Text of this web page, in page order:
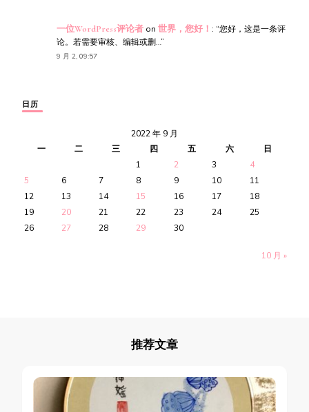
一位WordPress评论者 on 世界，您好！ : “您好，这是一条评
论。若需要审核、编辑或删…”
9 月 2, 09:57
日历
2022 年 9 月
一
二 三 四 五 六
日
1
2 3
4
5
6 7 8 9 10
11
12
13 14 15 16 17
18
19
20 21 22 23 24
25
26
27 28 29 30
10 月 »
推荐文章